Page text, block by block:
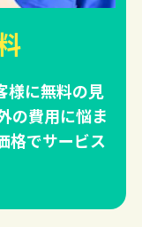
様に無料の見
の費用に悩ま
格でサービス